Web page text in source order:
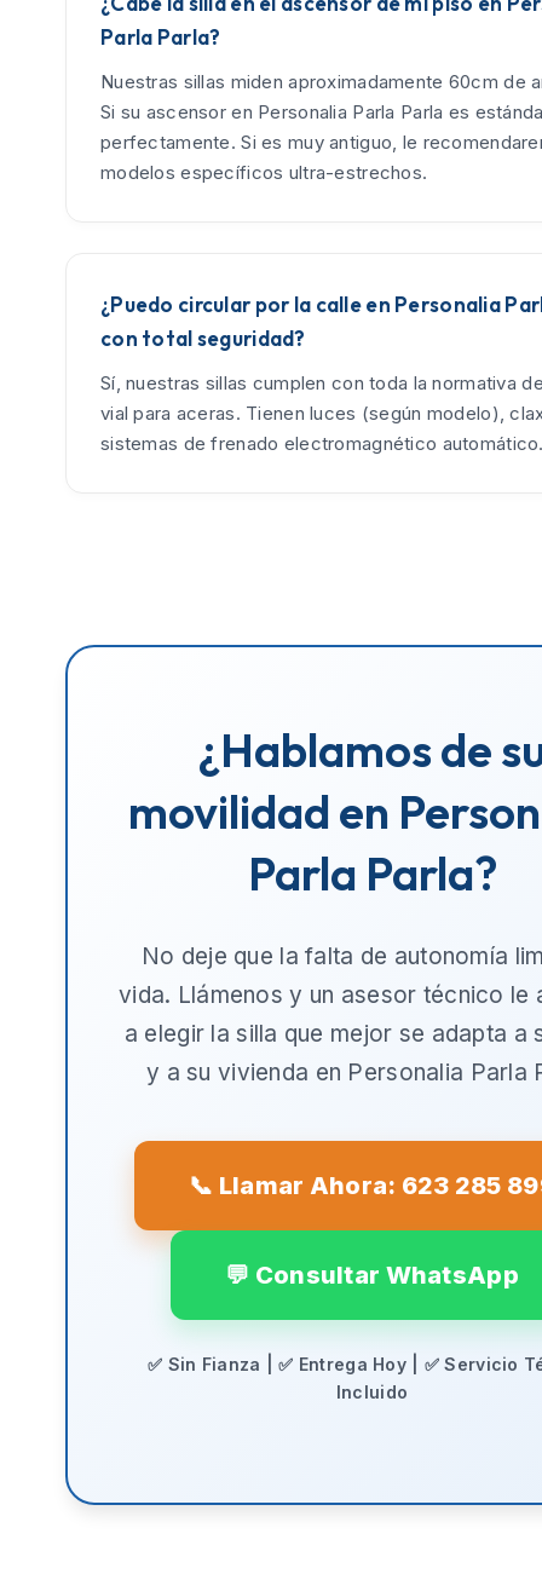
Parla Parla?
Nuestras sillas miden aproximadamente 60cm de
Si su ascensor en Personalia Parla Parla es
perfectamente. Si es muy antiguo, le
modelos específicos ultra-estrechos.
¿Puedo circular por la calle en Personalia
con total seguridad?
Sí, nuestras sillas cumplen con toda la normativa
vial para aceras. Tienen luces (según modelo),
sistemas de frenado electromagnético
¿Hablamos de
movilidad en
Parla Parla?
No deje que la falta de autonomía
vida. Llámenos y un asesor técnico le
a elegir la silla que mejor se adapta a
y a su vivienda en Personalia Parla
📞 Llamar Ahora: 623 285
💬 Consultar WhatsApp
✅ Sin Fianza | ✅ Entrega Hoy | ✅ Servicio
Incluido